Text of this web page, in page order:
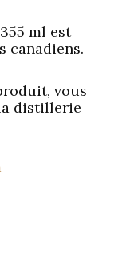
ml est
canadiens.
vous
distillerie